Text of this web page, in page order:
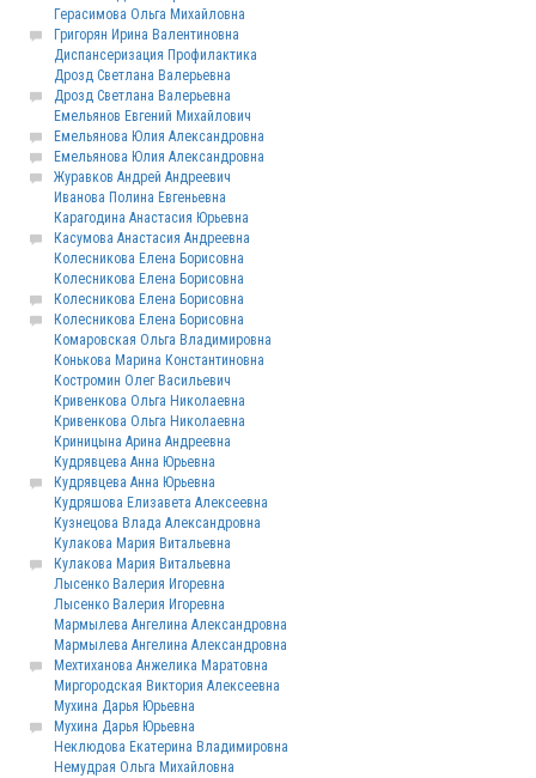
Герасимова Ольга Михайловна
Григорян Ирина Валентиновна
Диспансеризация Профилактика
Дрозд Светлана Валерьевна
Дрозд Светлана Валерьевна
Емельянов Евгений Михайлович
Емельянова Юлия Александровна
Емельянова Юлия Александровна
Журавков Андрей Андреевич
Иванова Полина Евгеньевна
Карагодина Анастасия Юрьевна
Касумова Анастасия Андреевна
Колесникова Елена Борисовна
Колесникова Елена Борисовна
Колесникова Елена Борисовна
Колесникова Елена Борисовна
Комаровская Ольга Владимировна
Конькова Марина Константиновна
Костромин Олег Васильевич
Кривенкова Ольга Николаевна
Кривенкова Ольга Николаевна
Криницына Арина Андреевна
Кудрявцева Анна Юрьевна
Кудрявцева Анна Юрьевна
Кудряшова Елизавета Алексеевна
Кузнецова Влада Александровна
Кулакова Мария Витальевна
Кулакова Мария Витальевна
Лысенко Валерия Игоревна
Лысенко Валерия Игоревна
Мармылева Ангелина Александровна
Мармылева Ангелина Александровна
Мехтиханова Анжелика Маратовна
Миргородская Виктория Алексеевна
Мухина Дарья Юрьевна
Мухина Дарья Юрьевна
Неклюдова Екатерина Владимировна
Немудрая Ольга Михайловна